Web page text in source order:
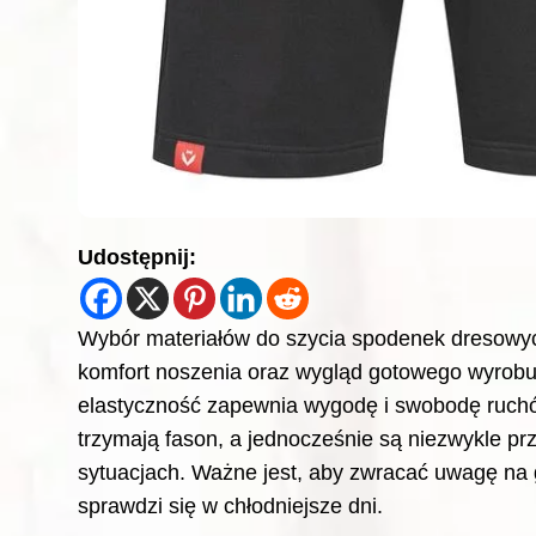
Udostępnij:
Wybór materiałów do szycia spodenek
komfort noszenia oraz wygląd gotowego
elastyczność zapewnia wygodę i swobodę
trzymają fason, a jednocześnie są niezwykle
sytuacjach. Ważne jest, aby zwracać uwagę
sprawdzi się w chłodniejsze dni.